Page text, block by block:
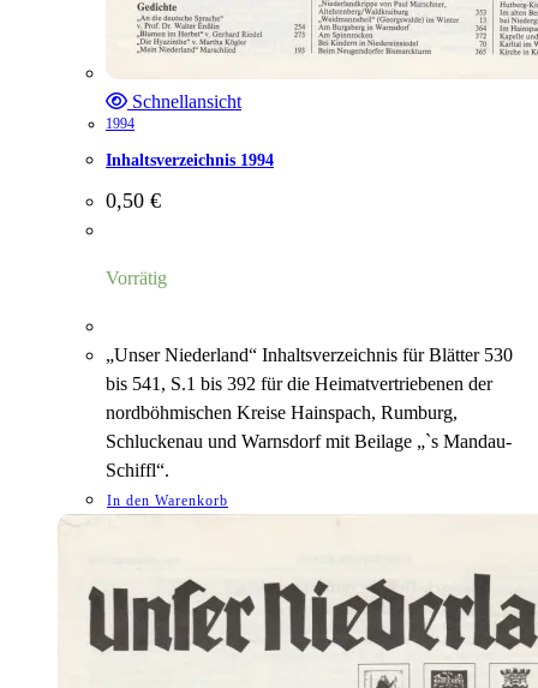
Schnellansicht
1994
Inhaltsverzeichnis 1994
0,50 €
Vorrätig
„Unser Niederland“ Inhaltsverzeichnis für Blätter 530
bis 541, S.1 bis 392 für die Heimatvertriebenen der
nordböhmischen Kreise Hainspach, Rumburg,
Schluckenau und Warnsdorf mit Beilage „`s Mandau-
Schiffl“.
In den Warenkorb